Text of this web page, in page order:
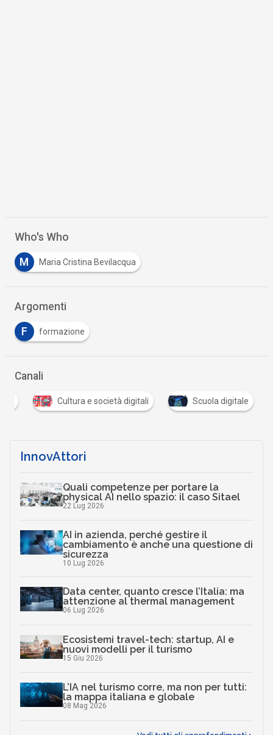
Who's Who
M Maria Cristina Bevilacqua
Argomenti
F formazione
Canali
Cultura e società digitali Scuola digitale
InnovAttori
Quali competenze per portare la
physical AI nello spazio: il caso Sitael
22 Lug 2026
AI in azienda, perché gestire il
cambiamento è anche una questione di
sicurezza
10 Lug 2026
Data center, quanto cresce l’Italia: ma
attenzione al thermal management
06 Lug 2026
Ecosistemi travel-tech: startup, AI e
nuovi modelli per il turismo
15 Giu 2026
L’IA nel turismo corre, ma non per tutti:
la mappa italiana e globale
08 Mag 2026